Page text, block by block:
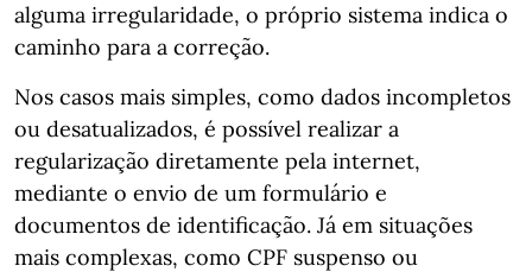
alguma irregularidade, o próprio sistema indica o
caminho para a correção.
Nos casos mais simples, como dados incompletos
ou desatualizados, é possível realizar a
regularização diretamente pela internet,
mediante o envio de um formulário e
documentos de identificação. Já em situações
mais complexas, como CPF suspenso ou